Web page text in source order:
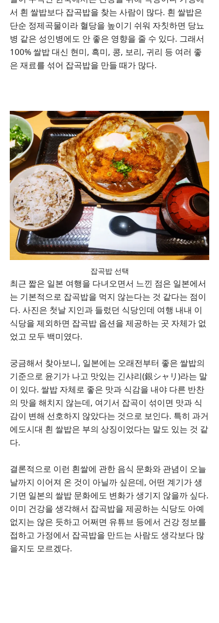
서 흰 쌀밥보다 잡곡밥을 찾는 사람이 많다. 흰 쌀밥은
단순 정제곡물이라 혈당을 높이기 쉬워 자칫하면 당뇨
병 같은 성인병에도 안 좋은 영향을 줄 수 있다. 그래서
100% 쌀밥 대신 현미, 흑미, 콩, 보리, 귀리 등 여러 좋
은 재료를 섞어 잡곡밥을 만들 때가 많다.
잡곡밥 선택
최근 짧은 일본 여행을 다녀오면서 느낀 점은 일본에서
는 기본적으로 잡곡밥을 먹지 않는다는 것 같다는 점이
다. 사진은 첫날 지인과 들렀던 식당인데 여행 내내 이
식당을 제외하면 잡곡밥 옵션을 제공하는 곳 자체가 없
었고 모두 백미였다.
궁금해서 찾아보니, 일본에는 오래전부터 좋은 쌀밥의
기준으로 윤기가 나고 맛있는 긴샤리(銀シャリ)라는 말
이 있다. 쌀밥 자체로 좋은 맛과 식감을 내야 다른 반찬
의 맛을 해치지 않는데, 여기서 잡곡이 섞이면 맛과 식
감이 변해 선호하지 않았다는 것으로 보인다. 특히 과거
에도시대 흰 쌀밥은 부의 상징이었다는 말도 있는 것 같
다.
결론적으로 이런 흰쌀에 관한 음식 문화와 관념이 오늘
날까지 이어져 온 것이 아닐까 싶은데, 어떤 계기가 생
기면 일본의 쌀밥 문화에도 변화가 생기지 않을까 싶다.
이미 건강을 생각해서 잡곡밥을 제공하는 식당도 아예
없지는 않은 듯하고 어쩌면 유튜브 등에서 건강 정보를
접하고 가정에서 잡곡밥을 만드는 사람도 생각보다 많
을지도 모르겠다.